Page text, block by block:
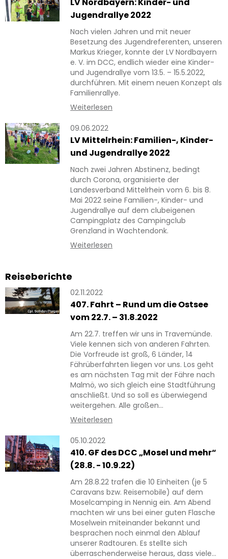
Jugendrallye 2022
Nach vielen Jahren und mit neuer
Besetzung des Jugendreferenten, unseren
Markus Krieger, konnte der LV Nordbayern
e. V. im DCC, endlich wieder eine Kinder-
und Jugendrallye vom 13.5. – 15.5.2022,
durchführen. Mit einem neuen Konzept als
Familienrallye.
Weiterlesen
09.06.2022
LV Mittelrhein: Familien-, Kinder-
und Jugendrallye 2022
Nach zwei Jahren Abstinenz, bedingt
durch Corona, organisierte der
Landesverband Mittelrhein vom 6. bis 8.
Mai 2022 seine Familien-, Kinder- und
Jugendrallye auf dem clubeigenen
Campingplatz des Campingclub
Grenzland in Wachtendonk.
Weiterlesen
Reiseberichte
02.11.2022
407. Fahrt – Rund um die Ostsee
vom 22.7. – 31.8.2022
Am 22.7. treffen wir uns in Travemünde.
Viele kennen sich von anderen Fahrten.
Die Vorfreude ist groß, 6 Länder, 14
Fährüberfahrten liegen vor uns. Los geht
es am nächsten Tag mit der Fähre nach
Malmö, wo sich gleich eine Stadtführung
anschließt. Und so soll es überwiegend
weitergehen. Alle großen…
Weiterlesen
05.10.2022
410. GF des DCC „Mosel und mehr“
(28.8. - 10.9.22)
Am 28.8.22 trafen die 10 Einheiten (je 5
Caravans bzw. Reisemobile) auf dem
Moselcamping in Nennig ein. Am Abend
machten wir uns bei einer guten Flasche
Moselwein miteinander bekannt und
besprachen noch einmal den Ablauf
unserer Radtouren. Es stellte sich
überraschenderweise heraus, dass viele…